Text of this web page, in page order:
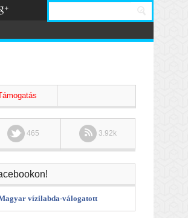
465 3.92k
vízilabda-válogatott